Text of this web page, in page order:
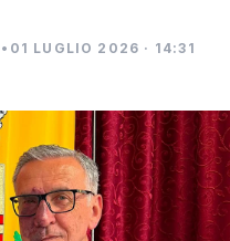
• 01 LUGLIO 2026 · 14:31